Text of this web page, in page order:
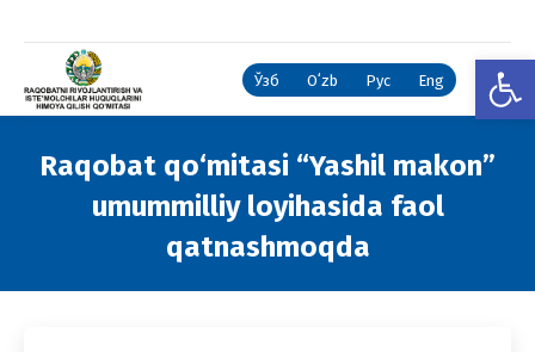
Ўзб Oʻzb Рус Eng
Raqobat qo‘mitasi “Yashil makon”
umummilliy loyihasida faol
qatnashmoqda